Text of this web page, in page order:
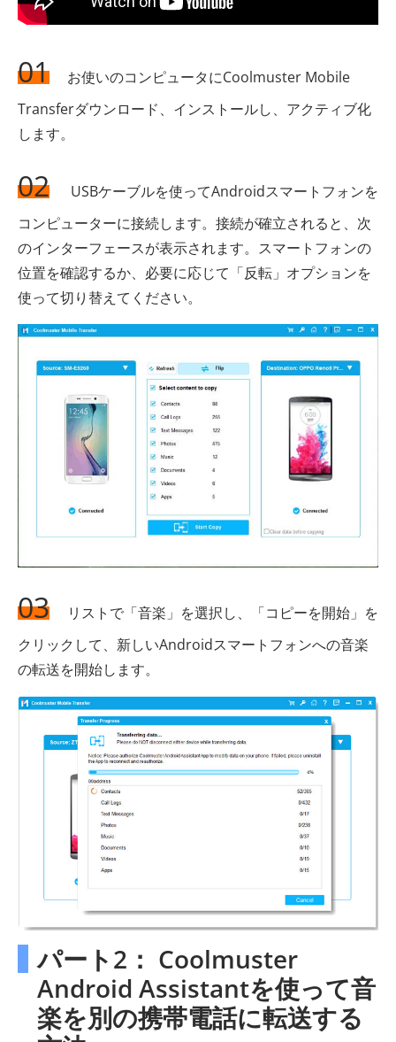
01
お使いのコンピュータにCoolmuster Mobile
Transferダウンロード、インストールし、アクティブ化
します。
02
USBケーブルを使ってAndroidスマートフォンを
コンピューターに接続します。接続が確立されると、次
のインターフェースが表示されます。スマートフォンの
位置を確認するか、必要に応じて「反転」オプションを
使って切り替えてください。
03
リストで「音楽」を選択し、「コピーを開始」を
クリックして、新しいAndroidスマートフォンへの音楽
の転送を開始します。
パート2： Coolmuster
Android Assistantを使って音
楽を別の携帯電話に転送する